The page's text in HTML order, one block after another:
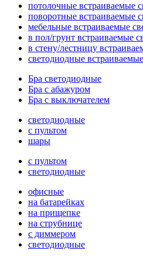
потолочные встраиваемые
поворотные встраиваемые
мебельные встраиваемые
в пол/грунт встраиваемые
в стену/лестницу
светодиодные
Бра светодиодные
Бра с абажуром
Бра с выключателем
светодиодные
с пультом
шары
с пультом
светодиодные
офисные
на батарейках
на прищепке
на струбнице
с диммером
светодиодные